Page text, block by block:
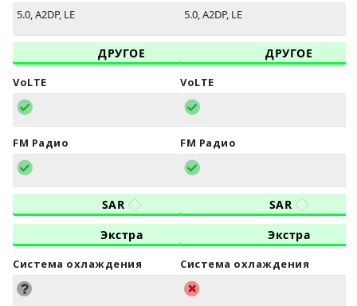
5.0, A2DP, LE
ДРУГОЕ
VoLTE
FM Радио
SAR
Экстра
Система охлаждения
5.0, A2DP, LE
ДРУГОЕ
VoLTE
FM Радио
SAR
Экстра
Система охлаждения